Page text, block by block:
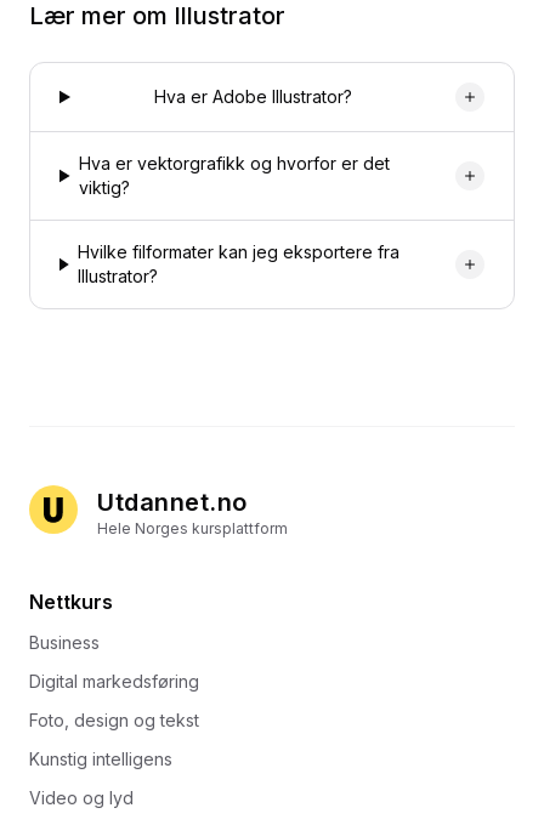
Lær mer om Illustrator
Hva er Adobe Illustrator?
Hva er vektorgrafikk og hvorfor er det
viktig?
Hvilke filformater kan jeg eksportere fra
Illustrator?
Utdannet.no
Hele Norges kursplattform
Nettkurs
Business
Digital markedsføring
Foto, design og tekst
Kunstig intelligens
Video og lyd